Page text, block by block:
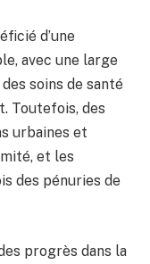
d’une
avec une large
soins de santé
Toutefois, des
urbaines et
et les
des pénuries de
progrès dans la